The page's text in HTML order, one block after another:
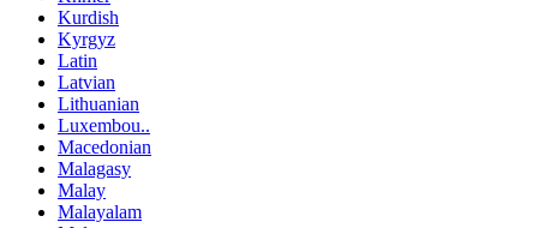
Kurdish
Kyrgyz
Latin
Latvian
Lithuanian
Luxembou..
Macedonian
Malagasy
Malay
Malayalam